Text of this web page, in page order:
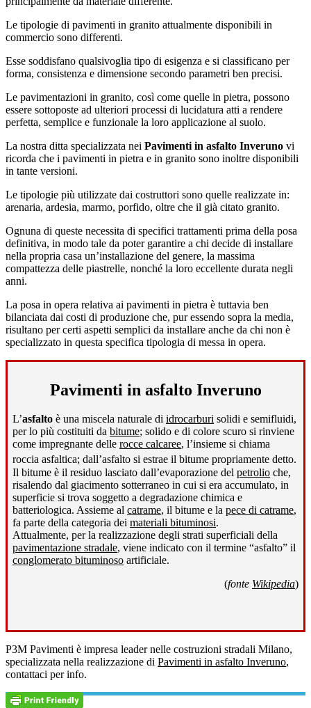
Le tipologie di pavimenti in granito attualmente disponibili in
commercio sono differenti.
Esse soddisfano qualsivoglia tipo di esigenza e si classificano per
forma, consistenza e dimensione secondo parametri ben precisi.
Le pavimentazioni in granito, così come quelle in pietra, possono
essere sottoposte ad ulteriori processi di lucidatura atti a rendere
perfetta, semplice e funzionale la loro applicazione al suolo.
La nostra ditta specializzata nei Pavimenti in asfalto Inveruno vi
ricorda che i pavimenti in pietra e in granito sono inoltre disponibili
in tante versioni.
Le tipologie più utilizzate dai costruttori sono quelle realizzate in:
arenaria, ardesia, marmo, porfido, oltre che il già citato granito.
Ognuna di queste necessita di specifici trattamenti prima della posa
definitiva, in modo tale da poter garantire a chi decide di installare
nella propria casa un’installazione del genere, la massima
compattezza delle piastrelle, nonché la loro eccellente durata negli
anni.
La posa in opera relativa ai pavimenti in pietra è tuttavia ben
bilanciata dai costi di produzione che, pur essendo sopra la media,
risultano per certi aspetti semplici da installare anche da chi non è
specializzato in questa specifica tipologia di messa in opera.
Pavimenti in asfalto Inveruno
L’asfalto è una miscela naturale di idrocarburi solidi e semifluidi,
per lo più costituiti da bitume; solido e di colore scuro si rinviene
come impregnante delle rocce calcaree, l’insieme si chiama
roccia asfaltica; dall’asfalto si estrae il bitume propriamente detto.
Il bitume è il residuo lasciato dall’evaporazione del petrolio che,
risalendo dal giacimento sotterraneo in cui si era accumulato, in
superficie si trova soggetto a degradazione chimica e
batteriologica. Assieme al catrame, il bitume e la pece di catrame,
fa parte della categoria dei materiali bituminosi.
Attualmente, per la realizzazione degli strati superficiali della
pavimentazione stradale, viene indicato con il termine “asfalto” il
conglomerato bituminoso artificiale.
(fonte Wikipedia)
P3M Pavimenti è impresa leader nelle costruzioni stradali Milano,
specializzata nella realizzazione di Pavimenti in asfalto Inveruno,
contattaci per info.